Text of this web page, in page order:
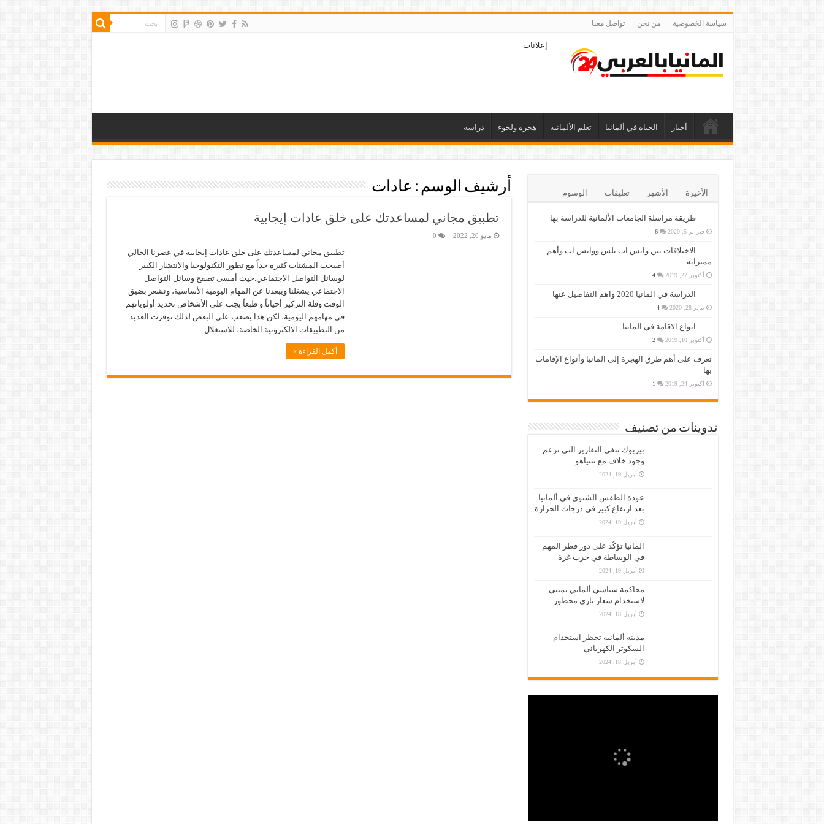
سياسة الخصوصية من نحن تواصل معنا
إعلانات
أخبار الحياة في ألمانيا تعلم الألمانية هجرة ولجوء دراسة
أرشيف الوسم : عادات
تطبيق مجاني لمساعدتك على خلق عادات إيجابية
مايو 20, 2022 0
تطبيق مجاني لمساعدتك على خلق عادات إيجابية في عصرنا الحالي
أصبحت المشتات كثيرة جداً مع تطور التكنولوجيا والانتشار الكبير
لوسائل التواصل الاجتماعي.حيث أمسى تصفح وسائل التواصل
الاجتماعي يشغلنا ويبعدنا عن المهام اليومية الأساسية، ونشعر بضيق
الوقت وقلة التركيز أحياناً.و طبعاً يجب على الأشخاص تحديد أولوياتهم
في مهامهم اليومية، لكن هذا يصعب على البعض.لذلك توفرت العديد
من التطبيقات الالكترونية الخاصة، للاستغلال …
أكمل القراءة »
الأخيرة الأشهر تعليقات الوسوم
طريقة مراسلة الجامعات الألمانية للدراسة بها
فبراير 5, 2020 6
الاختلافات بين واتس اب بلس وواتس اب وأهم
مميزاته
أكتوبر 27, 2019 4
الدراسة في المانيا 2020 واهم التفاصيل عنها
يناير 28, 2020 4
انواع الاقامة في المانيا
أكتوبر 10, 2019 2
تعرف على أهم طرق الهجرة إلى المانيا وأنواع الإقامات
بها
أكتوبر 24, 2019 1
تدوينات من تصنيف
بيربوك تنفي التقارير التي تزعم
وجود خلاف مع نتنياهو
أبريل 19, 2024
عودة الطقس الشتوي في ألمانيا
بعد ارتفاع كبير في درجات الحرارة
أبريل 19, 2024
المانيا تؤكّد على دور قطر المهم
في الوساطة في حرب غزة
أبريل 19, 2024
محاكمة سياسي ألماني يميني
لاستخدام شعار نازي محظور
أبريل 18, 2024
مدينة ألمانية تحظر استخدام
السكوتر الكهربائي
أبريل 18, 2024